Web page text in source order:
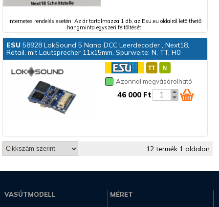
Internetes rendelés esetén: Az ár tartalmazza 1 db, az Esu.eu oldalról letölthető
hangminta egyszeri feltöltését.
ESU58928 LokSound 5 Nano DCC Leerdecoder , Next18,
Retail, mit Lautsprecher 11x15mm, Spurweite: N, TT, H0
Azonnal megvásárolható
46 000 Ft
12 termék 1 oldalon
VASÚTMODELL MÉRET